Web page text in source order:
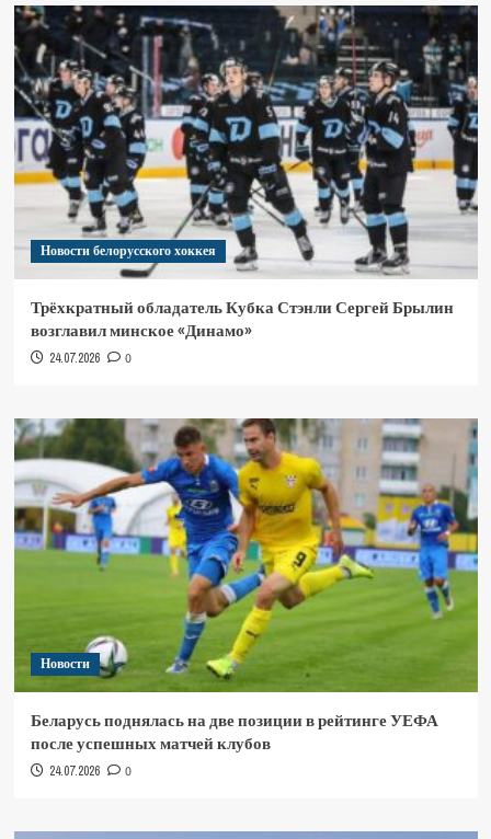
Новости белорусского хоккея
Трёхкратный обладатель Кубка Стэнли Сергей Брылин
возглавил минское «Динамо»
24.07.2026 0
Новости
Беларусь поднялась на две позиции в рейтинге УЕФА
после успешных матчей клубов
24.07.2026 0